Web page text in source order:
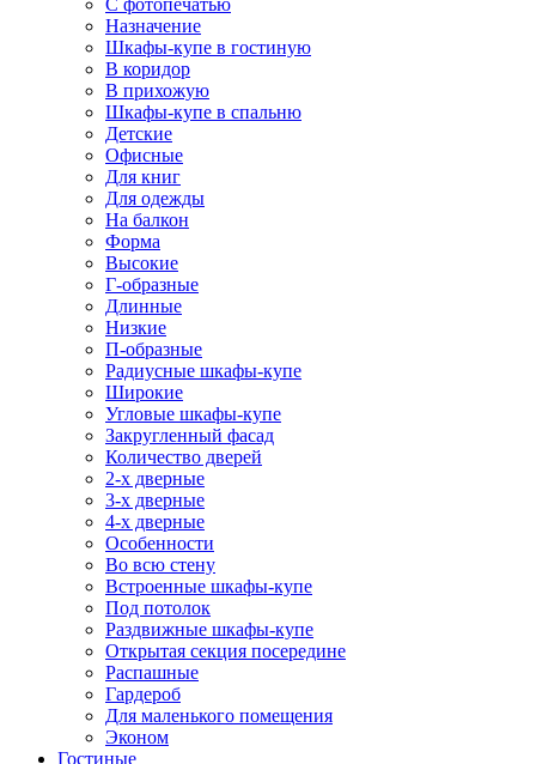
С фотопечатью
Назначение
Шкафы-купе в гостиную
В коридор
В прихожую
Шкафы-купе в спальню
Детские
Офисные
Для книг
Для одежды
На балкон
Форма
Высокие
Г-образные
Длинные
Низкие
П-образные
Радиусные шкафы-купе
Широкие
Угловые шкафы-купе
Закругленный фасад
Количество дверей
2-х дверные
3-х дверные
4-х дверные
Особенности
Во всю стену
Встроенные шкафы-купе
Под потолок
Раздвижные шкафы-купе
Открытая секция посередине
Распашные
Гардероб
Для маленького помещения
Эконом
Гостиные